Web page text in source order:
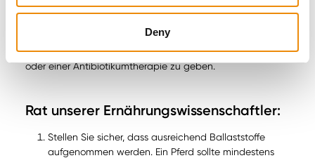
Deny
Darmgesundheit zu stören. Joghurt und Hefetabletten
Darmgesundheit des Menschen zu unterstützen. Auch bei
Pferden ist es positiv, Pre- und Probiotika nach Krankheiten
oder einer Antibiotikumtherapie zu geben.
Rat unserer Ernährungswissenschaftler:
Stellen Sie sicher, dass ausreichend Ballaststoffe
aufgenommen werden. Ein Pferd sollte mindestens